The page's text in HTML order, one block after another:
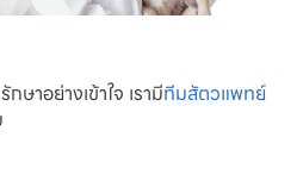
ษาอย่างเข้าใจ เรามีทีมสัตวแพทย์